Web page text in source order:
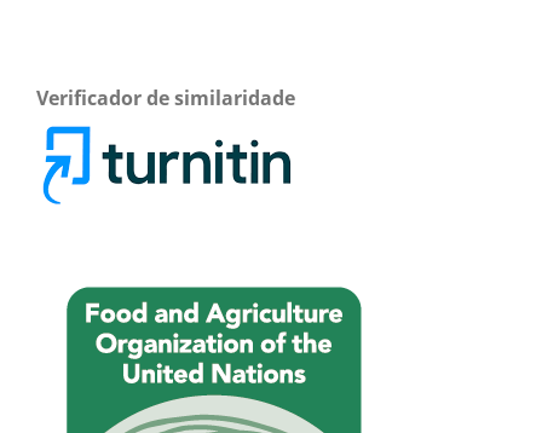
Verificador de similaridade